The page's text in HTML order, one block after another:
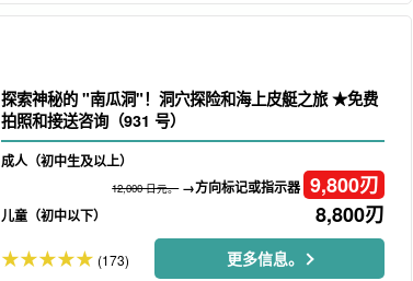
探索神秘的 "南瓜洞"！洞穴探险和海上皮艇之旅 ★免费
拍照和接送咨询（931 号）
成人（初中生及以上）
12,000 日元。→方向标记或指示器 9,800刃
儿童（初中以下） 8,800刃
(173) 更多信息。